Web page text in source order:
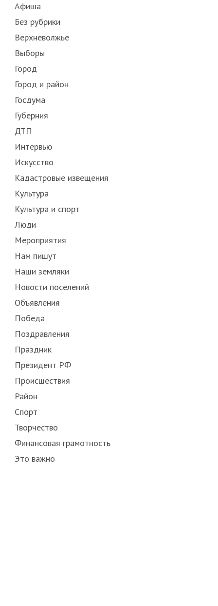
Афиша
Без рубрики
Верхневолжье
Выборы
Город
Город и район
Госдума
Губерния
ДТП
Интервью
Искусство
Кадастровые извещения
Культура
Культура и спорт
Люди
Мероприятия
Нам пишут
Наши земляки
Новости поселений
Объявления
Победа
Поздравления
Праздник
Президент РФ
Происшествия
Район
Спорт
Творчество
Финансовая грамотность
Это важно